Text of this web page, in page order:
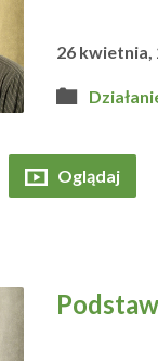
26 kwietnia,
Oglądaj